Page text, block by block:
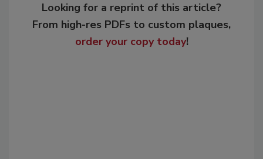
Looking for a reprint of this article?
From high-res PDFs to custom plaques,
order your copy today!